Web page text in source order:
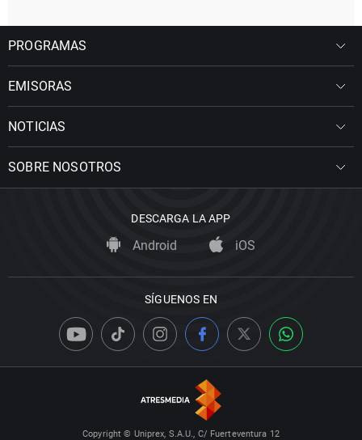
PROGRAMAS
EMISORAS
NOTICIAS
SOBRE NOSOTROS
DESCARGA LA APP
Android iOS
SÍGUENOS EN
Copyright © Uniprex, S.A.U., C/ Fuerteventura 12